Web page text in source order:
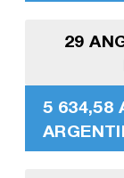
29
5 634,58